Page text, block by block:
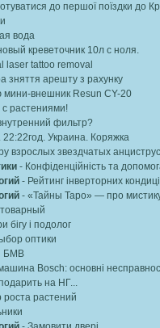
до першої поїздки до
вода
креветочник 10л с ноля.
laser tattoo removal
зняття арешту з рахунку
внешник Resun CY-20
растениями!
фильтр?
Украина. Коряжка
взрослых звездчатых
- Конфіденційність та
- Рейтинг інверторних
- «Тайны Таро» — про
бігу і подолог
оптики
БМВ
Bosch: основні
на НГ...
роста растений